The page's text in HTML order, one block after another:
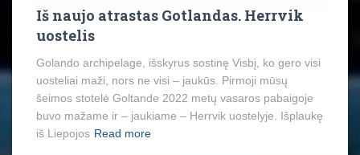
Iš naujo atrastas Gotlandas. Herrvik
uostelis
Golando archipelage, išskyrus sostinę Visbį, ko gero visi
uosteliai maži, nors ne visi – jaukūs. Pirmoji mūsų
šeimos stotelė Goltande 2022 metų vasaros pabaigoje
buvo mažame ir – jaukiame – Herrvik uostelyje. Išplaukę
iš Liepojos Read more